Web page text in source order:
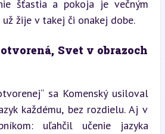
šťastia a pokoja je večným
žije v takej či onakej dobe.
Svet v obrazoch
sa Komenský usiloval
každému, bez rozdielu. Aj v
uľahčil učenie jazyka